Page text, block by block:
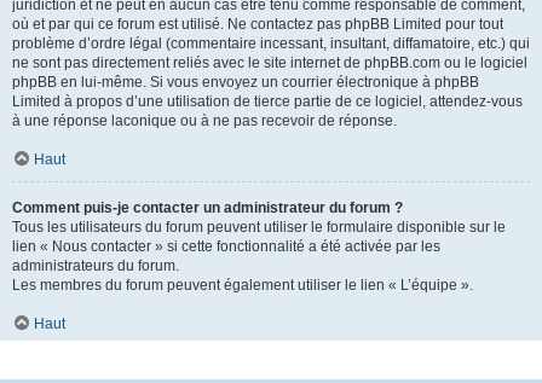
juridiction et ne peut en aucun cas être tenu comme responsable de comment,
où et par qui ce forum est utilisé. Ne contactez pas phpBB Limited pour tout
problème d’ordre légal (commentaire incessant, insultant, diffamatoire, etc.) qui
ne sont pas directement reliés avec le site internet de phpBB.com ou le logiciel
phpBB en lui-même. Si vous envoyez un courrier électronique à phpBB
Limited à propos d’une utilisation de tierce partie de ce logiciel, attendez-vous
à une réponse laconique ou à ne pas recevoir de réponse.
Haut
Comment puis-je contacter un administrateur du forum ?
Tous les utilisateurs du forum peuvent utiliser le formulaire disponible sur le
lien « Nous contacter » si cette fonctionnalité a été activée par les
administrateurs du forum.
Les membres du forum peuvent également utiliser le lien « L’équipe ».
Haut